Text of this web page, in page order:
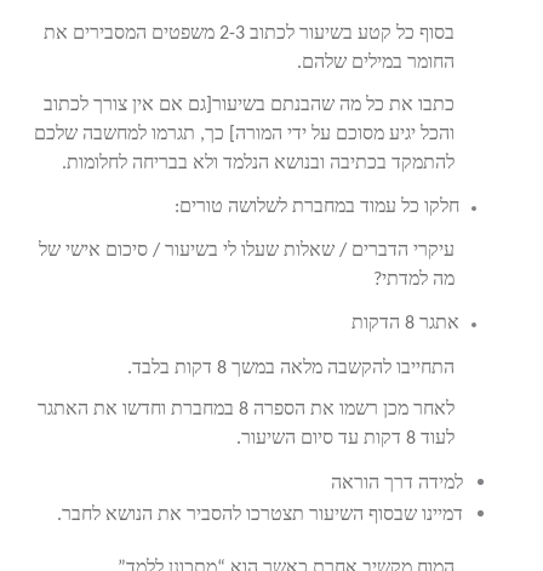
בסוף כל קטע בשיעור לכתוב 2-3 משפטים המסבירים את
החומר במילים שלהם.
כתבו את כל מה שהבנתם בשיעור[גם אם אין צורך לכתוב
והכל יגיע מסוכם על ידי המורה] כך, תגרמו למחשבה שלכם
להתמקד בכתיבה ובנושא הנלמד ולא בבריחה לחלומות.
חלקו כל עמוד במחברת לשלושה טורים:
עיקרי הדברים / שאלות שעלו לי בשיעור / סיכום אישי של
מה למדתי?
אתגר 8 הדקות
התחייבו להקשבה מלאה במשך 8 דקות בלבד.
לאחר מכן רשמו את הספרה 8 במחברת וחדשו את האתגר
לעוד 8 דקות עד סיום השיעור.
למידה דרך הוראה
דמיינו שבסוף השיעור תצטרכו להסביר את הנושא לחבר.